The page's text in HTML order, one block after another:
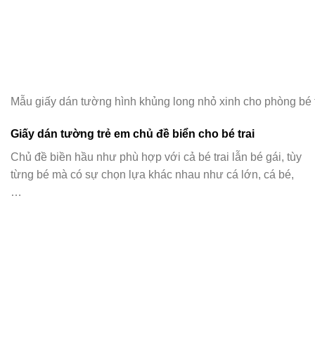
Mẫu giấy dán tường hình khủng long nhỏ xinh cho phòng bé
Giấy dán tường trẻ em chủ đề biển cho bé trai
Chủ đề biền hầu như phù hợp với cả bé trai lẫn bé gái, tùy
từng bé mà có sự chọn lựa khác nhau như cá lớn, cá bé,
…